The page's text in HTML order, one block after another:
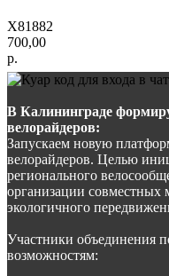
Х81882
700,00
р.
В Калининграде
велорайдеров:
Запускаем новую
велорайдеров. Целью
регионального
организации совместных
экологичного
Участники объединения
возможностям: